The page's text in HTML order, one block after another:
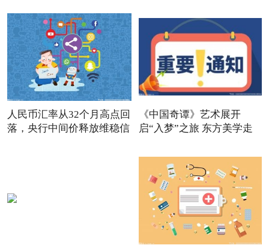
人民币汇率从32个月高点回
落，央行中间价释放维稳信
《中国奇谭》艺术展开
启“入梦”之旅 东方美学走